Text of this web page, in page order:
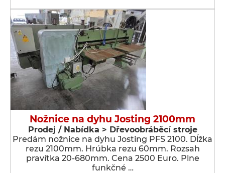
Nožnice na dyhu Josting 2100mm
Prodej / Nabídka > Dřevoobráběcí stroje
Predám nožnice na dyhu Josting PFS 2100. Dĺžka
rezu 2100mm. Hrúbka rezu 60mm. Rozsah
pravítka 20-680mm. Cena 2500 Euro. Plne
funkčné …